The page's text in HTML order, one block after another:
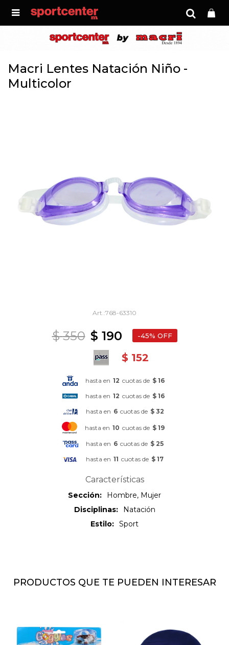

Macri Lentes Natación Niño -
Multicolor
768-63310
$ 190
$ 350 45
$ 152
hasta en 12 cuotas de $ 16
hasta en 12 cuotas de $ 16
hasta en 6 cuotas de $ 32
hasta en 10 cuotas de $ 19
hasta en 6 cuotas de $ 25
hasta en 11 cuotas de $ 17
Características
Sección
Hombre, Mujer
Disciplinas
Natación
Estilo
Sport
PRODUCTOS QUE TE PUEDEN INTERESAR